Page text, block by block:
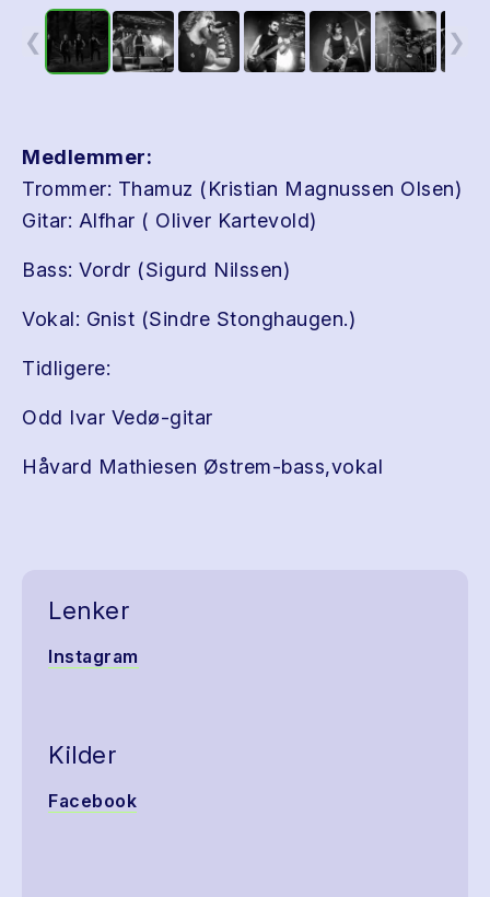
❮ ❯
Medlemmer:
Trommer: Thamuz (Kristian Magnussen Olsen)
Gitar: Alfhar ( Oliver Kartevold)
Bass: Vordr (Sigurd Nilssen)
Vokal: Gnist (Sindre Stonghaugen.)
Tidligere:
Odd Ivar Vedø-gitar
Håvard Mathiesen Østrem-bass,vokal
Lenker
Instagram
Kilder
Facebook